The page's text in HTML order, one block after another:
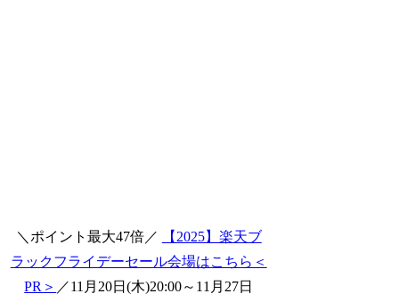
＼ポイント最大47倍／
【2025】楽天ブ
ラックフライデーセール会場はこちら＜
PR＞ ／11月20日(木)20:00～11月27日